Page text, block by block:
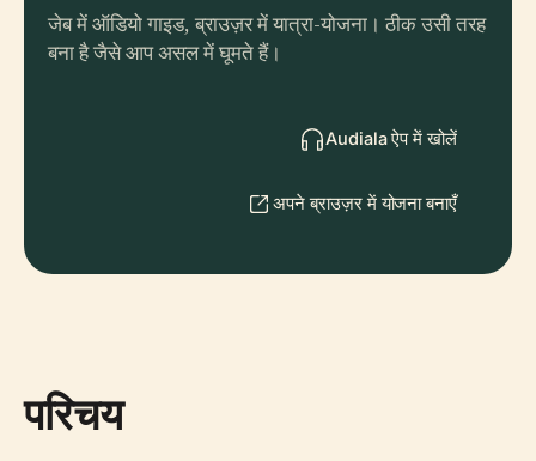
जेब में ऑडियो गाइड, ब्राउज़र में यात्रा-योजना। ठीक उसी तरह
बना है जैसे आप असल में घूमते हैं।
Audiala ऐप में खोलें
अपने ब्राउज़र में योजना बनाएँ
परिचय